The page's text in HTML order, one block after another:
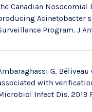
Canadian
Acinetobacter
Program. J
G, Béliveau
with
Infect Dis. 2019